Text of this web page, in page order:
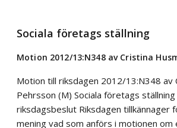
Sociala företags ställning
Motion 2012/13:N348 av Cristina
Motion till riksdagen 2012/13:N348 av
Pehrsson (M) Sociala företags
riksdagsbeslut Riksdagen tillkännager
mening vad som anförs i motionen